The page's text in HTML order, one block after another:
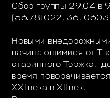
Сбор группы 29.04 в
(56.781022,
Новыми
начинающимися от
старинного Торжка,
время
XXI века в XII век.